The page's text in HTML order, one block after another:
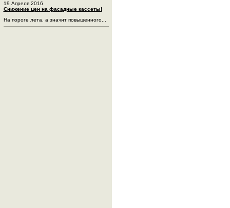
19 Апреля 2016
Снижение цен на фасадные кассеты!
На пороге лета, а значит повышенного...